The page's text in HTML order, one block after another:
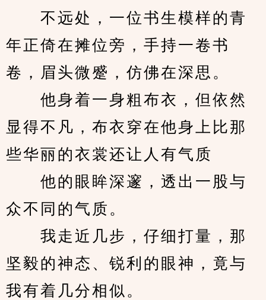
不远处，一位书生模样的青
年正倚在摊位旁，手持一卷书
卷，眉头微蹙，仿佛在深思。
他身着一身粗布衣，但依然
显得不凡，布衣穿在他身上比那
些华丽的衣裳还让人有气质
他的眼眸深邃，透出一股与
众不同的气质。
我走近几步，仔细打量，那
坚毅的神态、锐利的眼神，竟与
我有着几分相似。